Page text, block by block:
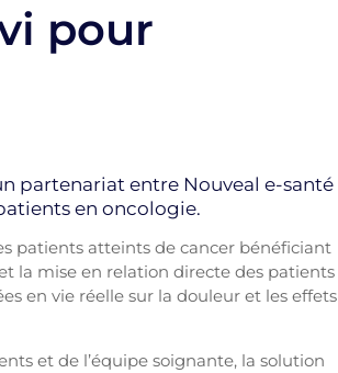
pour
partenariat entre Nouveal e-santé
en oncologie.
patients atteints de cancer bénéficiant
la mise en relation directe des patients
en vie réelle sur la douleur et les effets
et de l’équipe soignante, la solution